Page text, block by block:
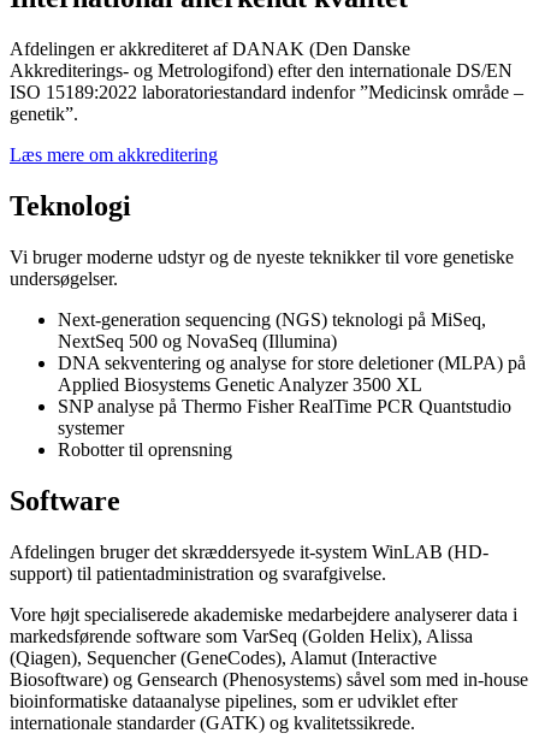
Afdelingen er akkrediteret af DANAK (Den Danske
Akkrediterings- og Metrologifond) efter den internationale DS/EN
ISO 15189:2022 laboratoriestandard indenfor ”Medicinsk område –
genetik”.
Læs mere om akkreditering
Teknologi
Vi bruger moderne udstyr og de nyeste teknikker til vore genetiske
undersøgelser.
Next-generation sequencing (NGS) teknologi på MiSeq,
NextSeq 500 og NovaSeq (Illumina)
DNA sekventering og analyse for store deletioner (MLPA) på
Applied Biosystems Genetic Analyzer 3500 XL
SNP analyse på Thermo Fisher RealTime PCR Quantstudio
systemer
Robotter til oprensning
Software
Afdelingen bruger det skræddersyede it-system WinLAB (HD-
support) til patientadministration og svarafgivelse.
Vore højt specialiserede akademiske medarbejdere analyserer data i
markedsførende software som VarSeq (Golden Helix), Alissa
(Qiagen), Sequencher (GeneCodes), Alamut (Interactive
Biosoftware) og Gensearch (Phenosystems) såvel som med in-house
bioinformatiske dataanalyse pipelines, som er udviklet efter
internationale standarder (GATK) og kvalitetssikrede.